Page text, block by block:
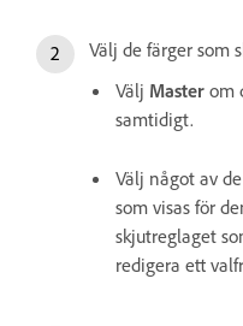
Välj de färger som
Välj Master om
samtidigt.
Välj något av
som visas för
skjutreglaget
redigera ett